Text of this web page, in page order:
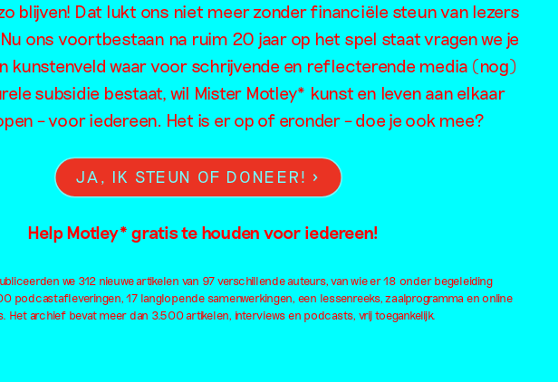
blijven! Dat lukt ons niet meer zonder financiële steun van lezers
ons voortbestaan na ruim 20 jaar op het spel staat vragen we je
kunstenveld waar voor schrijvende en reflecterende media (nog)
subsidie bestaat, wil Mister Motley* kunst en leven aan elkaar
– voor iedereen. Het is er op of eronder – doe je ook mee?
JA, IK STEUN OF DONEER!
Help Motley* gratis te houden voor iedereen!
we 312 nieuwe artikelen van 97 verschillende auteurs, van wie er 18 onder begeleiding
podcastafleveringen, 17 langlopende samenwerkingen, een lessenreeks, zaalprogramma en online
Het archief bevat meer dan 3.500 artikelen, interviews en podcasts, vrij toegankelijk.
de tijd? –
het werk
Yael Davids